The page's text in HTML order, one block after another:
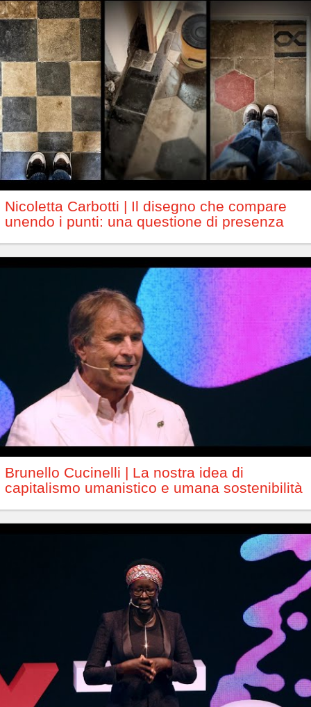
Nicoletta Carbotti | Il disegno che compare
unendo i punti: una questione di presenza
Brunello Cucinelli | La nostra idea di
capitalismo umanistico e umana sostenibilità